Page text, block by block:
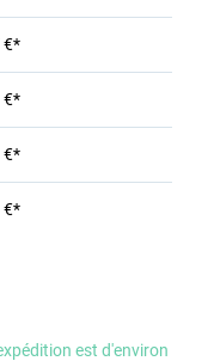
€*
€*
€*
€*
est d'environ